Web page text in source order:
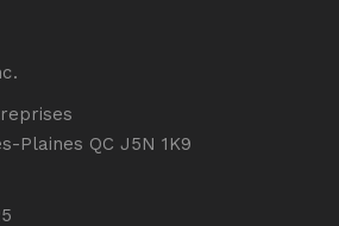
Plaines QC J5N 1K9